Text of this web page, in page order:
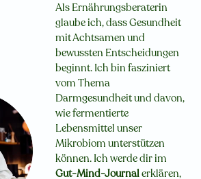
Als Ernährungsberaterin
glaube ich, dass Gesundheit
mit Achtsamen und
bewussten Entscheidungen
beginnt. Ich bin fasziniert
vom Thema
Darmgesundheit und davon,
wie fermentierte
Lebensmittel unser
Mikrobiom unterstützen
können. Ich werde dir im
Gut-Mind-Journalerklären,